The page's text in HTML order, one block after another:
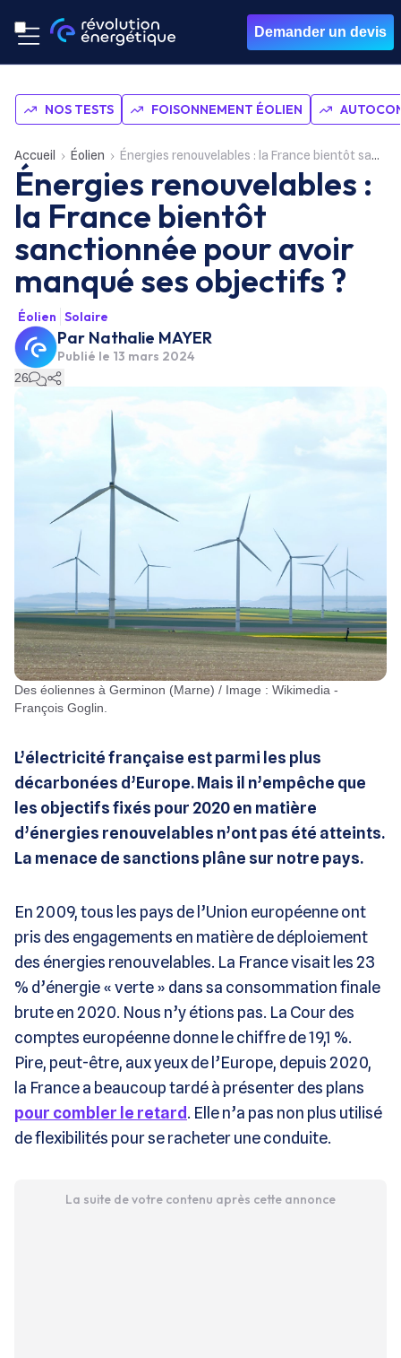
Demander un devis
NOS TESTS FOISONNEMENT ÉOLIEN
Accueil Éolien Énergies renouvelables : la France bientôt sanctionnée pour avoir manqué ses objectifs ?
Énergies renouvelables :
la France bientôt
sanctionnée pour avoir
manqué ses objectifs ?
Éolien Solaire
Par Nathalie MAYER
Publié le 13 mars 2024
26
Des éoliennes à Germinon (Marne) / Image : Wikimedia -
François Goglin.
L’électricité française est parmi les plus
décarbonées d’Europe. Mais il n’empêche que
les objectifs fixés pour 2020 en matière
d’énergies renouvelables n’ont pas été atteints.
La menace de sanctions plâne sur notre pays.
En 2009, tous les pays de l’Union européenne ont
pris des engagements en matière de déploiement
des énergies renouvelables. La France visait les 23
% d’énergie « verte » dans sa consommation finale
brute en 2020. Nous n’y étions pas. La Cour des
comptes européenne donne le chiffre de 19,1 %.
Pire, peut-être, aux yeux de l’Europe, depuis 2020,
la France a beaucoup tardé à présenter des plans
pour combler le retard. Elle n’a pas non plus utilisé
de flexibilités pour se racheter une conduite.
La suite de votre contenu après cette annonce